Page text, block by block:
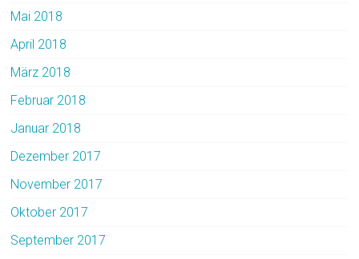
Mai 2018
April 2018
März 2018
Februar 2018
Januar 2018
Dezember 2017
November 2017
Oktober 2017
September 2017